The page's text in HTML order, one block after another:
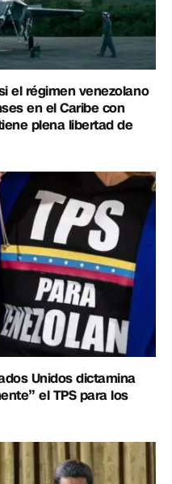
el régimen venezolano
en el Caribe con
plena libertad de
Unidos dictamina
el TPS para los